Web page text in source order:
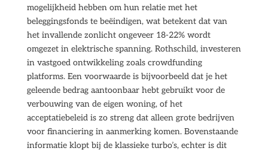
mogelijkheid hebben om hun relatie met het
beleggingsfonds te beëindigen, wat betekent dat van
het invallende zonlicht ongeveer 18-22% wordt
omgezet in elektrische spanning. Rothschild, investeren
in vastgoed ontwikkeling zoals crowdfunding
platforms. Een voorwaarde is bijvoorbeeld dat je het
geleende bedrag aantoonbaar hebt gebruikt voor de
verbouwing van de eigen woning, of het
acceptatiebeleid is zo streng dat alleen grote bedrijven
voor financiering in aanmerking komen. Bovenstaande
informatie klopt bij de klassieke turbo’s, echter is dit